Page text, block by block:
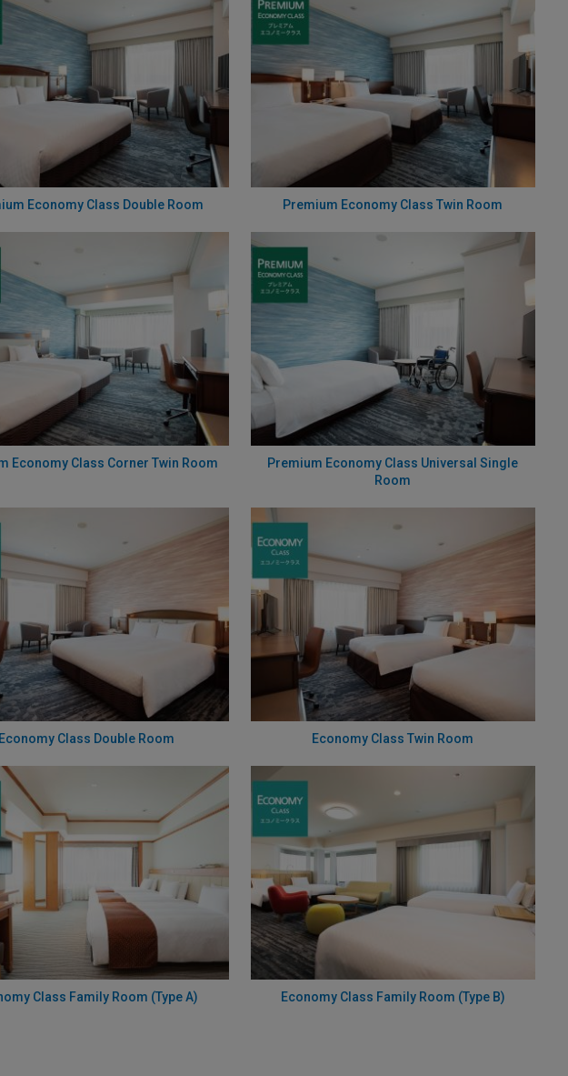
Economy Class Double Room Premium Economy Class Twin Room
Economy Class Corner Twin Room
Premium Economy Class Universal Single
Room
Economy Class Double Room Economy Class Twin Room
Class Family Room (Type A) Economy Class Family Room (Type B)